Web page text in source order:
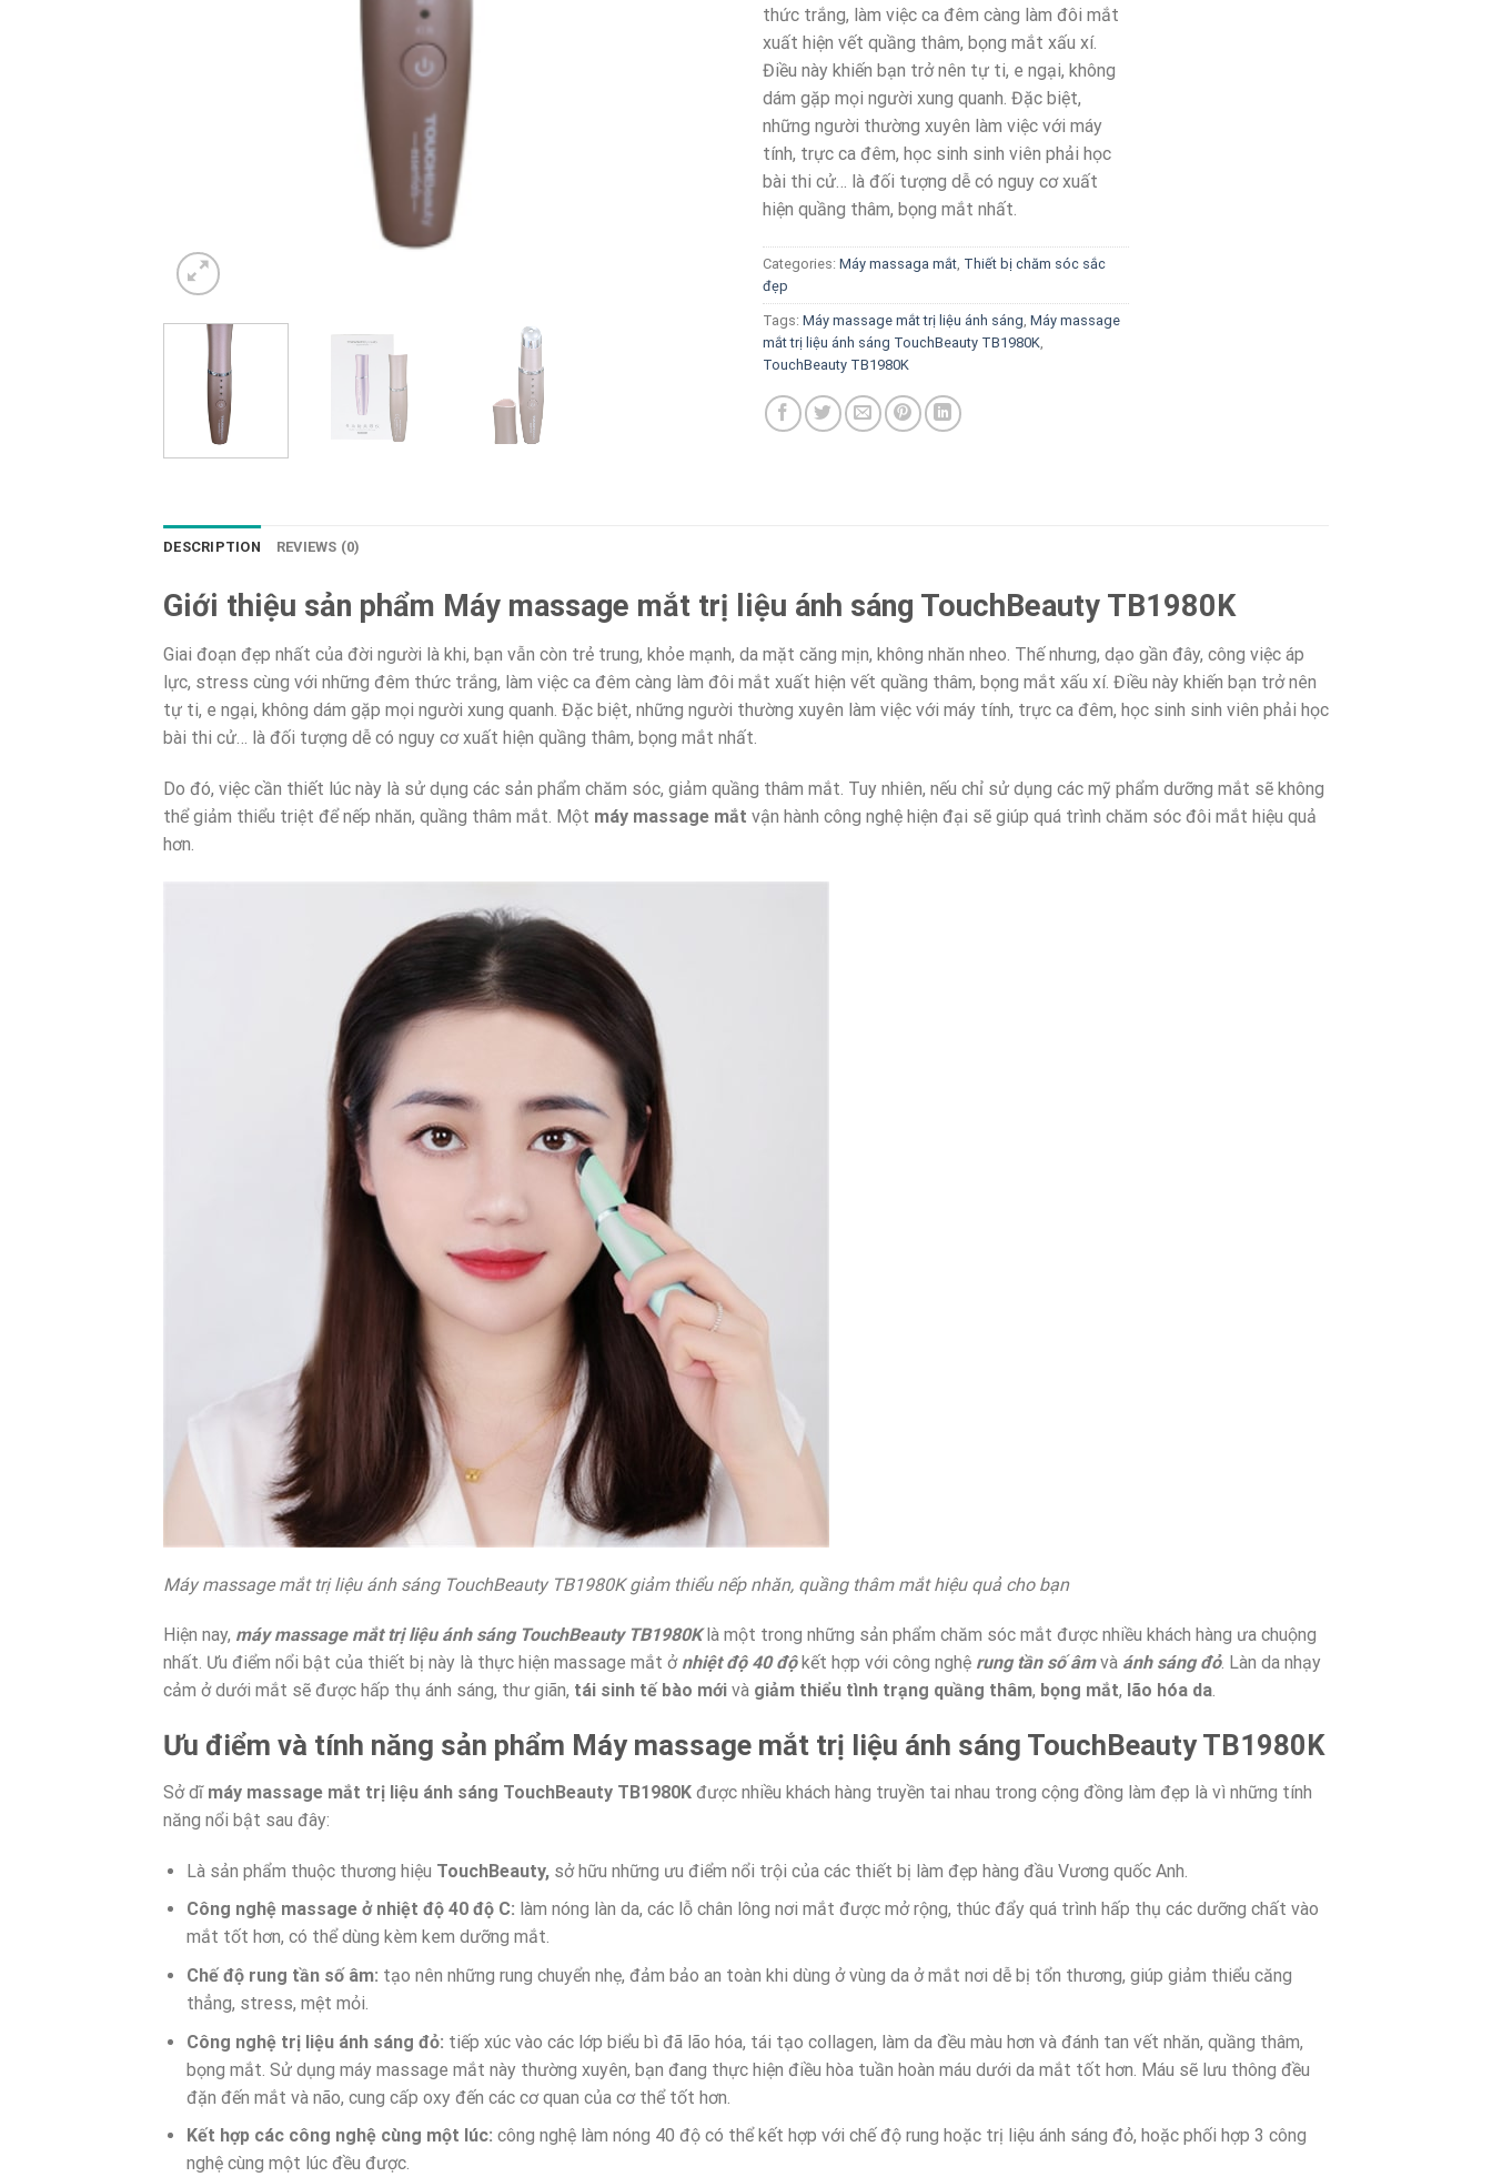
thức trắng, làm việc ca đêm càng làm đôi mắt
xuất hiện vết quầng thâm, bọng mắt xấu xí.
Điều này khiến bạn trở nên tự ti, e ngại, không
dám gặp mọi người xung quanh. Đặc biệt,
những người thường xuyên làm việc với máy
tính, trực ca đêm, học sinh sinh viên phải học
bài thi cử… là đối tượng dễ có nguy cơ xuất
hiện quầng thâm, bọng mắt nhất.
Categories: Máy massaga mắt Thiết bị chăm sóc sắc
đẹp
Tags: Máy massage mắt trị liệu ánh sáng Máy massage
mắt trị liệu ánh sáng TouchBeauty TB1980K
TouchBeauty TB1980K
DESCRIPTION REVIEWS (0)
Giới thiệu sản phẩm Máy massage mắt trị liệu ánh sáng TouchBeauty TB1980K
Giai đoạn đẹp nhất của đời người là khi, bạn vẫn còn trẻ trung, khỏe mạnh, da mặt căng mịn, không nhăn nheo. Thế nhưng, dạo gần đây, công việc áp
lực, stress cùng với những đêm thức trắng, làm việc ca đêm càng làm đôi mắt xuất hiện vết quầng thâm, bọng mắt xấu xí. Điều này khiến bạn trở nên
tự ti, e ngại, không dám gặp mọi người xung quanh. Đặc biệt, những người thường xuyên làm việc với máy tính, trực ca đêm, học sinh sinh viên phải học
bài thi cử… là đối tượng dễ có nguy cơ xuất hiện quầng thâm, bọng mắt nhất.
Do đó, việc cần thiết lúc này là sử dụng các sản phẩm chăm sóc, giảm quầng thâm mắt. Tuy nhiên, nếu chỉ sử dụng các mỹ phẩm dưỡng mắt sẽ không
thể giảm thiểu triệt để nếp nhăn, quầng thâm mắt. Một máy massage mắt vận hành công nghệ hiện đại sẽ giúp quá trình chăm sóc đôi mắt hiệu quả
hơn.
Máy massage mắt trị liệu ánh sáng TouchBeauty TB1980K giảm thiểu nếp nhăn, quầng thâm mắt hiệu quả cho bạn
Hiện nay, máy massage mắt trị liệu ánh sáng TouchBeauty TB1980K là một trong những sản phẩm chăm sóc mắt được nhiều khách hàng ưa chuộng
nhất. Ưu điểm nổi bật của thiết bị này là thực hiện massage mắt ở nhiệt độ 40 độ kết hợp với công nghệ rung tần số âmvà ánh sáng đỏ. Làn da nhạy
cảm ở dưới mắt sẽ được hấp thụ ánh sáng, thư giãn, tái sinh tế bào mới và giảm thiểu tình trạng quầng thâm, bọng mắt, lão hóa da.
Ưu điểm và tính năng sản phẩm Máy massage mắt trị liệu ánh sáng TouchBeauty TB1980K
Sở dĩ máy massage mắt trị liệu ánh sáng TouchBeauty TB1980K được nhiều khách hàng truyền tai nhau trong cộng đồng làm đẹp là vì những tính
năng nổi bật sau đây:
Là sản phẩm thuộc thương hiệu TouchBeauty,sở hữu những ưu điểm nổi trội của các thiết bị làm đẹp hàng đầu Vương quốc Anh.
Công nghệ massage ở nhiệt độ 40 độ C: làm nóng làn da, các lỗ chân lông nơi mắt được mở rộng, thúc đẩy quá trình hấp thụ các dưỡng chất vào
mắt tốt hơn, có thể dùng kèm kem dưỡng mắt.
Chế độ rung tần số âm: tạo nên những rung chuyển nhẹ, đảm bảo an toàn khi dùng ở vùng da ở mắt nơi dễ bị tổn thương, giúp giảm thiểu căng
thẳng, stress, mệt mỏi.
Công nghệ trị liệu ánh sáng đỏ: tiếp xúc vào các lớp biểu bì đã lão hóa, tái tạo collagen, làm da đều màu hơn và đánh tan vết nhăn, quầng thâm,
bọng mắt. Sử dụng máy massage mắt này thường xuyên, bạn đang thực hiện điều hòa tuần hoàn máu dưới da mắt tốt hơn. Máu sẽ lưu thông đều
đặn đến mắt và não, cung cấp oxy đến các cơ quan của cơ thể tốt hơn.
Kết hợp các công nghệ cùng một lúc: công nghệ làm nóng 40 độ có thể kết hợp với chế độ rung hoặc trị liệu ánh sáng đỏ, hoặc phối hợp 3 công
nghệ cùng một lúc đều được.